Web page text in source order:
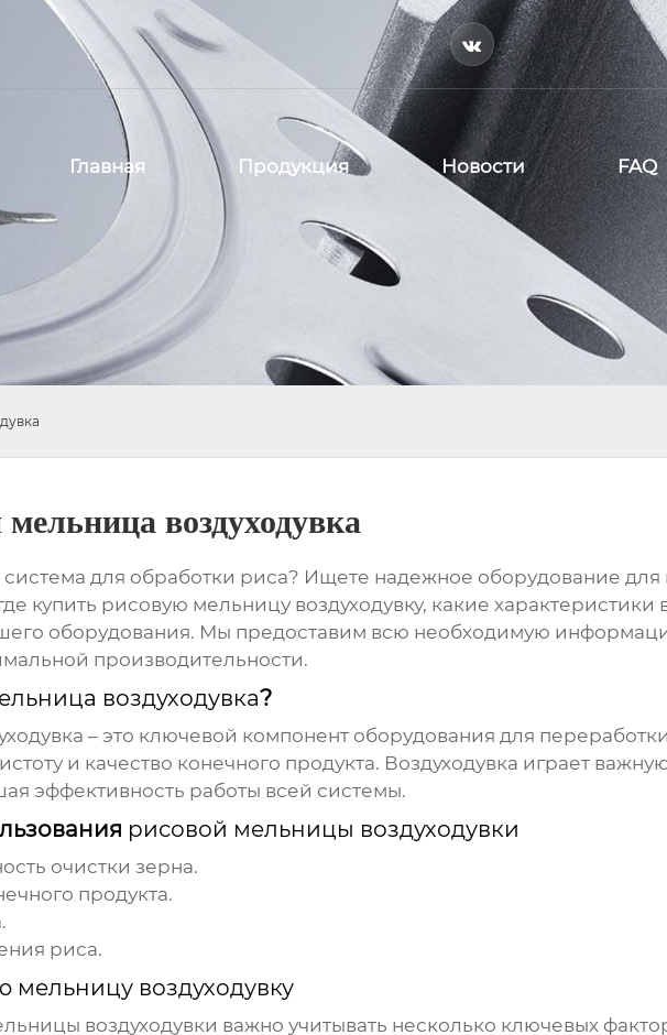

Главная Продукция Новости FAQ
воздуходувка
для обработки риса? Ищете надежное оборудование для
купить рисовую мельницу воздуходувку, какие
оборудования. Мы предоставим всю необходимую
производительности.
воздуходувка?
– это ключевой компонент оборудования для
и качество конечного продукта. Воздуходувка играет
эффективность работы всей системы.
рисовой мельницы воздуходувки
очистки зерна.
продукта.
риса.
мельницу воздуходувку
воздуходувки важно учитывать несколько ключевых